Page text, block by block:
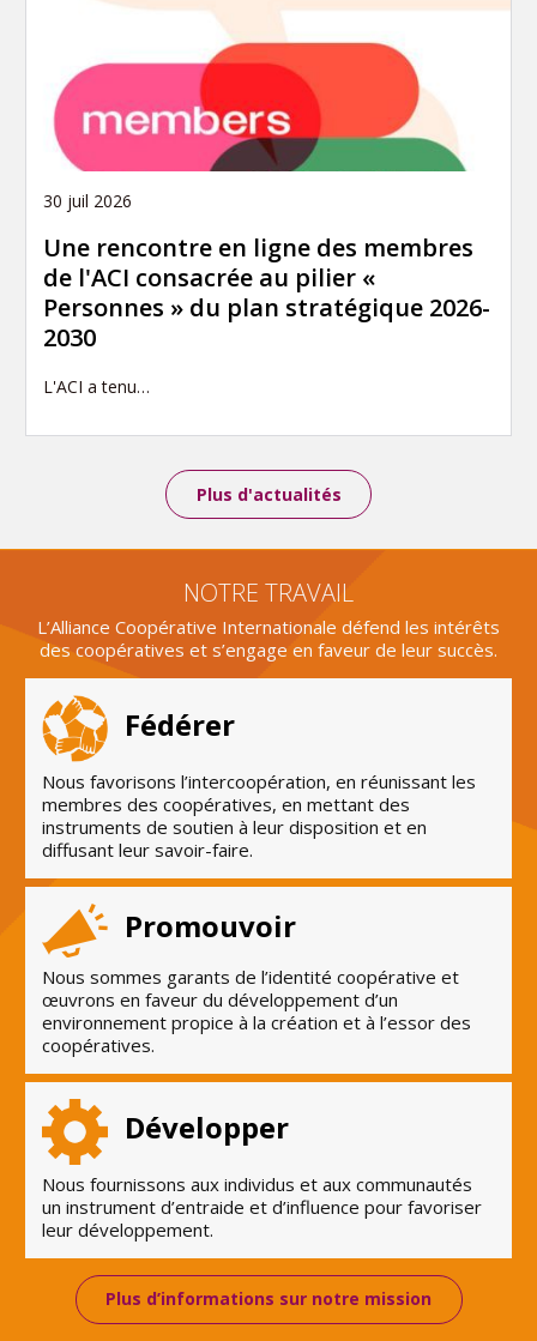
30 juil 2026
Une rencontre en ligne des membres
de l'ACI consacrée au pilier «
Personnes » du plan stratégique 2026-
2030
L'ACI a tenu…
Plus d'actualités
NOTRE TRAVAIL
L’Alliance Coopérative Internationale défend les intérêts
des coopératives et s’engage en faveur de leur succès.
Fédérer
Nous favorisons l’intercoopération, en réunissant les
membres des coopératives, en mettant des
instruments de soutien à leur disposition et en
diffusant leur savoir-faire.
Promouvoir
Nous sommes garants de l’identité coopérative et
œuvrons en faveur du développement d’un
environnement propice à la création et à l’essor des
coopératives.
Développer
Nous fournissons aux individus et aux communautés
un instrument d’entraide et d’influence pour favoriser
leur développement.
Plus d’informations sur notre mission